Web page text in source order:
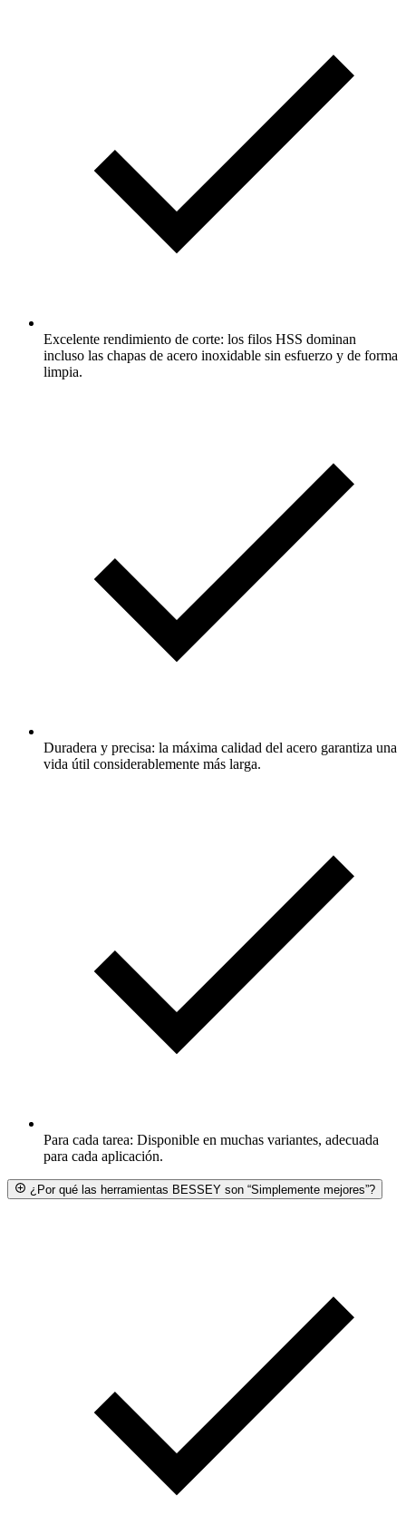
Excelente rendimiento de corte: los filos HSS dominan
incluso las chapas de acero inoxidable sin esfuerzo y de forma
limpia.
Duradera y precisa: la máxima calidad del acero garantiza una
vida útil considerablemente más larga.
Para cada tarea: Disponible en muchas variantes, adecuada
para cada aplicación.
¿Por qué las herramientas BESSEY son “Simplemente mejores”?